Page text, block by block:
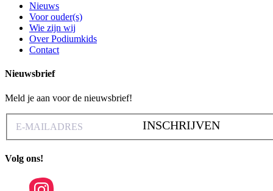
Nieuws
Voor ouder(s)
Wie zijn wij
Over Podiumkids
Contact
Nieuwsbrief
Meld je aan voor de nieuwsbrief!
INSCHRIJVEN
Volg ons!